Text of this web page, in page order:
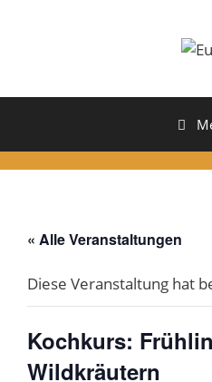
« Alle Veranstaltungen
Diese Veranstaltung hat
Kochkurs:
Wildkräutern